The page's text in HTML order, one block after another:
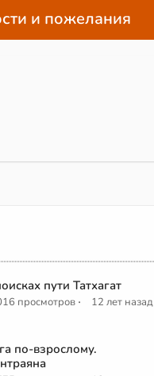
и пожелания
пути Татхагат
просмотров · 12 лет назад
по-взрослому.